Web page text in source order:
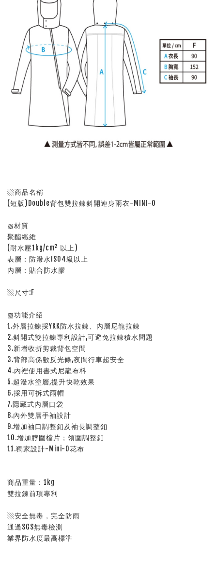
▧商品名稱
(短版)Double背包雙拉鍊斜開連身雨衣-MINI-O
▧材質
聚酯纖維
(耐水壓1kg/cm² 以上)
表層：防潑水ISO4級以上
內層：貼合防水膠
▧尺寸:F
▧功能介紹
1.外層拉鍊採YKK防水拉鍊、內層尼龍拉鍊
2.斜開式雙拉鍊專利設計,可避免拉鍊積水問題
3.新增收折剪裁背包空間
3.背部高係數反光條,夜間行車超安全
4.內裡使用書式尼龍布料
5.超潑水塗層,提升快乾效果
6.採用可拆式雨帽
7.隱藏式內層口袋
8.內外雙層手袖設計
9.增加袖口調整釦及袖長調整釦
10.增加脖圍檔片；領圍調整釦
11.獨家設計-Mini-O花布
商品重量：1kg
雙拉鍊前項專利
▧安全無毒，完全防雨
通過SGS無毒檢測
業界防水度最高標準